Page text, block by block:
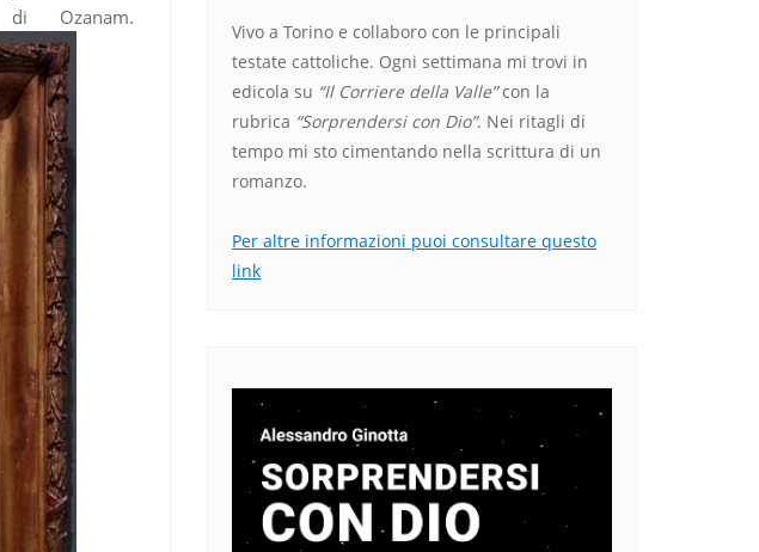
Ozanam.
Vivo a Torino e collaboro con le principali
testate cattoliche. Ogni settimana mi trovi in
edicola su “Il Corriere della Valle”con la
rubrica “Sorprendersi con Dio”. Nei ritagli di
tempo mi sto cimentando nella scrittura di un
romanzo.
Per altre informazioni puoi consultare questo
link